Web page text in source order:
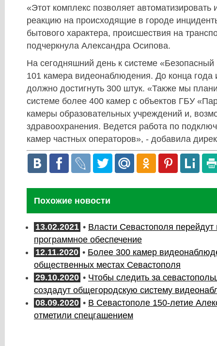
«Этот комплекс позволяет автоматизировать
реакцию на происходящие в городе
бытового характера, происшествия на
подчеркнула Александра Осипова.
На сегодняшний день к системе
101 камера видеонаблюдения. До конца года
должно достигнуть 300 штук. «Также мы
системе более 400 камер с объектов ГБУ
камеры образовательных учреждений и,
здравоохранения. Ведется работа по
камер частных операторов», - добавила
Похожие новости
13.02.2021 • Власти Севастополя перейдут
программное обеспечение
12.11.2020 • Более 300 камер
общественных местах Севастополя
29.10.2020 • Чтобы следить за
создадут общегородскую систему
08.09.2020 • В Севастополе 150-летие
отметили спецгашением